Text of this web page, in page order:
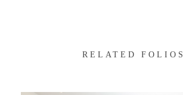
RELATED FOLIOS